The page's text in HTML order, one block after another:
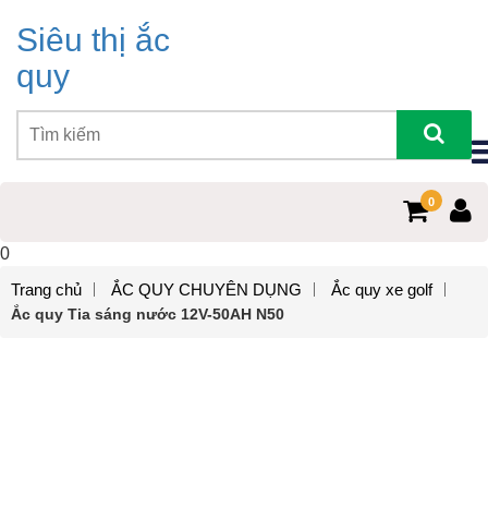
Siêu thị ắc
quy
0
0
Trang chủ
ẮC QUY CHUYÊN DỤNG Ắc quy xe golf
Ắc quy Tia sáng nước 12V-50AH N50